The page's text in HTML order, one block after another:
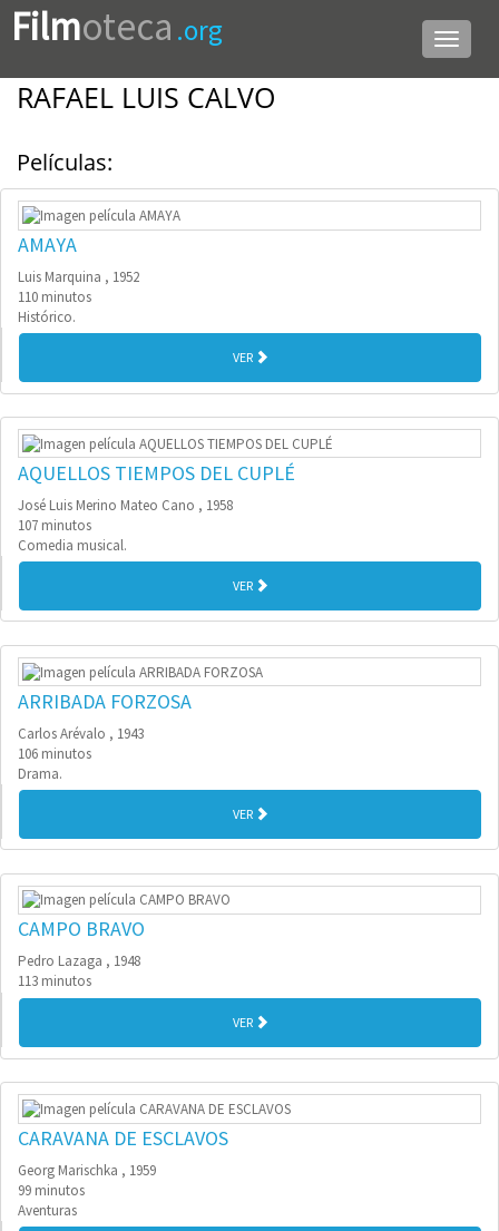
Menú
de
Filmoteca .org
RAFAEL LUIS CALVO
Películas:
AMAYA
Luis Marquina , 1952
110 minutos
Histórico.
VER
AQUELLOS TIEMPOS DEL CUPLÉ
José Luis Merino Mateo Cano , 1958
107 minutos
Comedia musical.
VER
ARRIBADA FORZOSA
Carlos Arévalo , 1943
106 minutos
Drama.
VER
CAMPO BRAVO
Pedro Lazaga , 1948
113 minutos
VER
CARAVANA DE ESCLAVOS
Georg Marischka , 1959
99 minutos
Aventuras